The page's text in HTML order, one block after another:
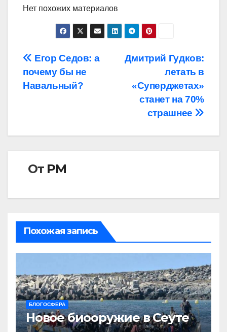
Нет похожих материалов
Навигация
по
Дмитрий Гудков:
летать в
«Суперджетах»
станет на 70%
страшнее
Егор Седов: а
почему бы не
Навальный?
От РМ
Похожая запись
БЛОГОСФЕРА
Новое биооружие в Сеуте